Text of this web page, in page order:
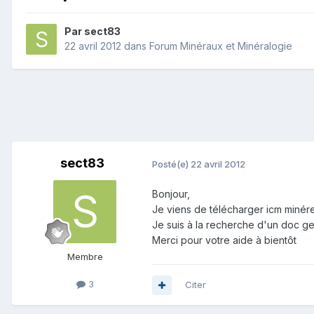
Par sect83
22 avril 2012 dans Forum Minéraux et Minéralogie
sect83
Membre
3
Posté(e) 22 avril 2012
Bonjour,
Je viens de télécharger icm
Je suis à la recherche d'un doc
Merci pour votre aide à bientôt
Citer